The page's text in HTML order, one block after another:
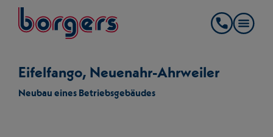
springe zum Hauptinhalt
Borgers
Eifelfango, Neuenahr-Ahrweiler
Neubau eines Betriebsgebäudes